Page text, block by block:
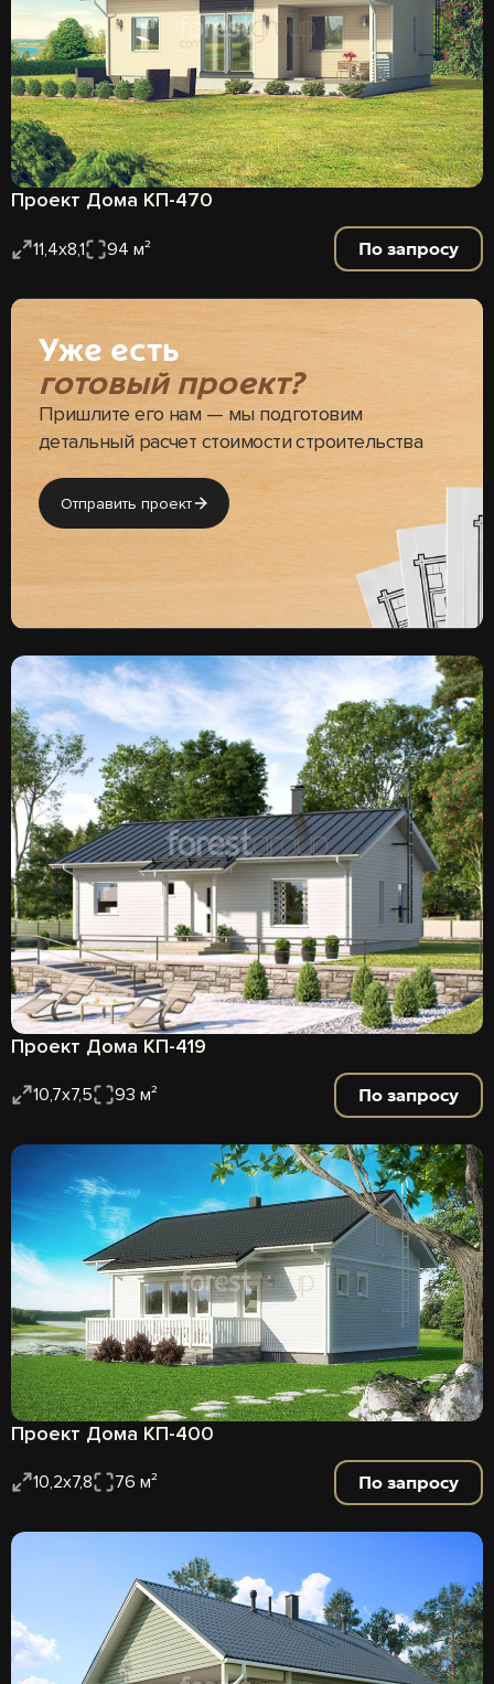
Проект Дома КП-470
11,4х8,1 94 м² По запросу
Уже есть
готовый проект?
Пришлите его нам — мы подготовим
детальный расчет стоимости строительства
Отправить проект
Проект Дома КП-419
10,7х7,5 93 м² По запросу
Проект Дома КП-400
10,2х7,8 76 м² По запросу